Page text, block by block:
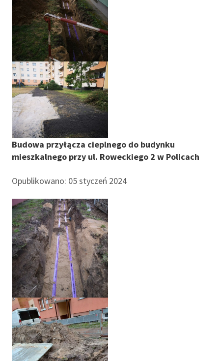
Budowa przyłącza cieplnego do budynku
mieszkalnego przy ul. Roweckiego 2 w Policach
Opublikowano: 05 styczeń 2024